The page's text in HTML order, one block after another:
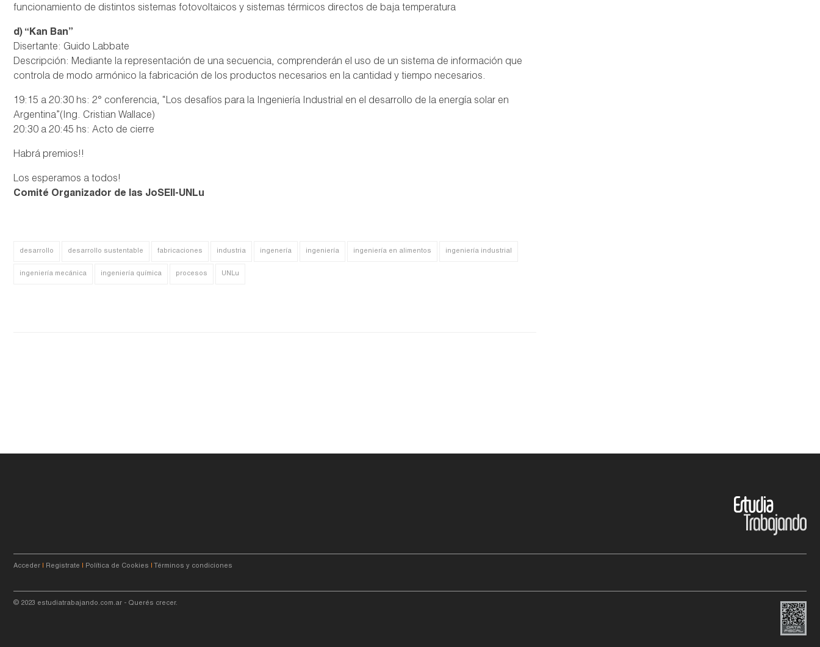
funcionamiento de distintos sistemas fotovoltaicos y sistemas térmicos directos de baja temperatura
d) “Kan Ban”
Disertante: Guido Labbate
Descripción: Mediante la representación de una secuencia, comprenderán el uso de un sistema de información que
controla de modo armónico la fabricación de los productos necesarios en la cantidad y tiempo necesarios.
19:15 a 20:30 hs: 2° conferencia, “Los desafíos para la Ingeniería Industrial en el desarrollo de la energía solar en
Argentina”(Ing. Cristian Wallace)
20:30 a 20:45 hs: Acto de cierre
Habrá premios!!
Los esperamos a todos!
Comité Organizador de las JoSEII-UNLu
desarrollo desarrollo sustentable fabricaciones industria ingenería ingeniería ingeniería en alimentos ingeniería industrial
ingeniería mecánica ingeniería química procesos UNLu
Acceder Registrate Política de Cookies Términos y condiciones
© 2023 estudiatrabajando.com.ar - Querés crecer.